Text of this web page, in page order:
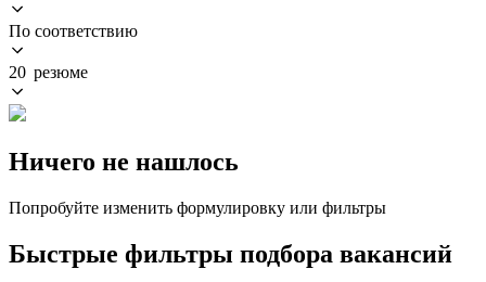
По соответствию
20 резюме
Ничего не нашлось
Попробуйте изменить формулировку или фильтры
Быстрые фильтры подбора вакансий